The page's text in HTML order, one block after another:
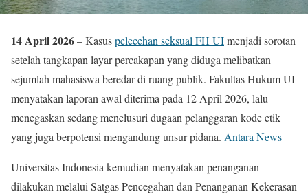
14 April 2026– Kasuspelecehan seksual FH UImenjadi sorotan
setelah tangkapan layar percakapan yang diduga melibatkan
sejumlah mahasiswa beredar di ruang publik. Fakultas Hukum UI
menyatakan laporan awal diterima pada 12 April 2026, lalu
menegaskan sedang menelusuri dugaan pelanggaran kode etik
yang juga berpotensi mengandung unsur pidana. Antara News
Universitas Indonesia kemudian menyatakan penanganan
dilakukan melalui Satgas Pencegahan dan Penanganan Kekerasan